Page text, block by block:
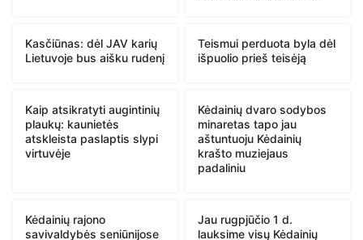
Kasčiūnas: dėl JAV karių
Lietuvoje bus aišku rudenį
Teismui perduota byla dėl
išpuolio prieš teisėją
Kaip atsikratyti augintinių
plaukų: kaunietės
atskleista paslaptis slypi
virtuvėje
Kėdainių dvaro sodybos
minaretas tapo jau
aštuntuoju Kėdainių
krašto muziejaus
padaliniu
Kėdainių rajono
savivaldybės seniūnijose
Jau rugpjūčio 1 d.
lauksime visų Kėdainių